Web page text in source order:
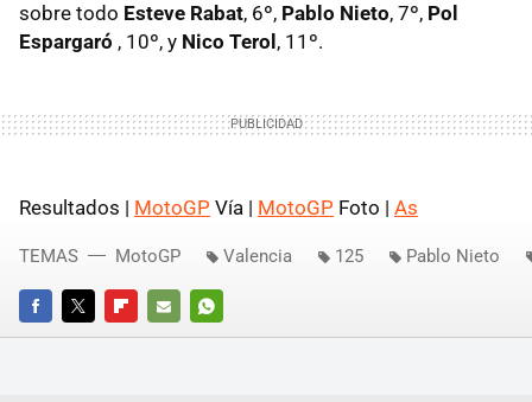
sobre todo Esteve Rabat, 6º, Pablo Nieto, 7º, Pol
Espargaró , 10º, y Nico Terol , 11º.
Resultados | MotoGP Vía | MotoGP Foto | As
FACEBOOKTWITTERFLIPBOARD
E-
WHATSAPP
TEMAS MotoGP Valencia 125 Pablo Nieto